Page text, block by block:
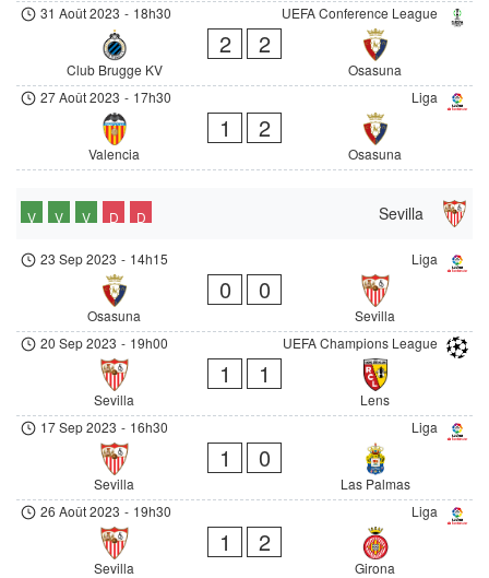
UEFA Conference League
31 Août 2023 - 18h30
Club Brugge KV
2 2
Osasuna
Liga
27 Août 2023 - 17h30
Valencia
1 2
Osasuna
Sevilla
V V V D D
Liga
23 Sep 2023 - 14h15
Osasuna
0 0
Sevilla
UEFA Champions League
20 Sep 2023 - 19h00
Sevilla
1 1
Lens
Liga
17 Sep 2023 - 16h30
Sevilla
1 0
Las Palmas
Liga
26 Août 2023 - 19h30
Sevilla
1 2
Girona